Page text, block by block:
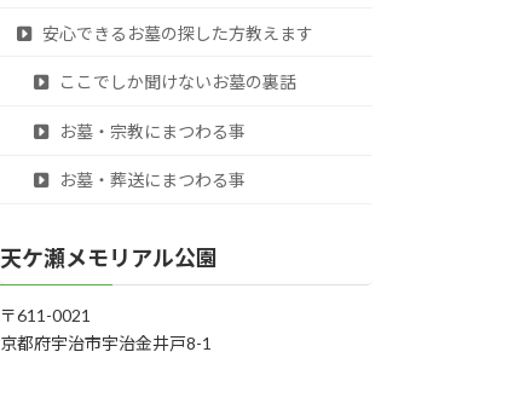
安心できるお墓の探した方教えます
ここでしか聞けないお墓の裏話
お墓・宗教にまつわる事
お墓・葬送にまつわる事
天ケ瀬メモリアル公園
〒611-0021
京都府宇治市宇治金井戸8-1